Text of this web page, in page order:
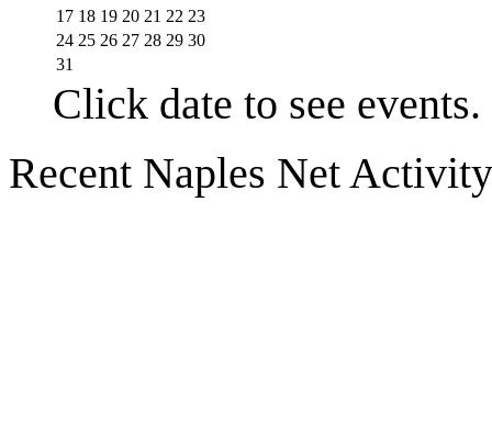
17 18 19 20 21 22 23
24 25 26 27 28 29 30
31
Click date to see events.
Recent Naples Net Activity